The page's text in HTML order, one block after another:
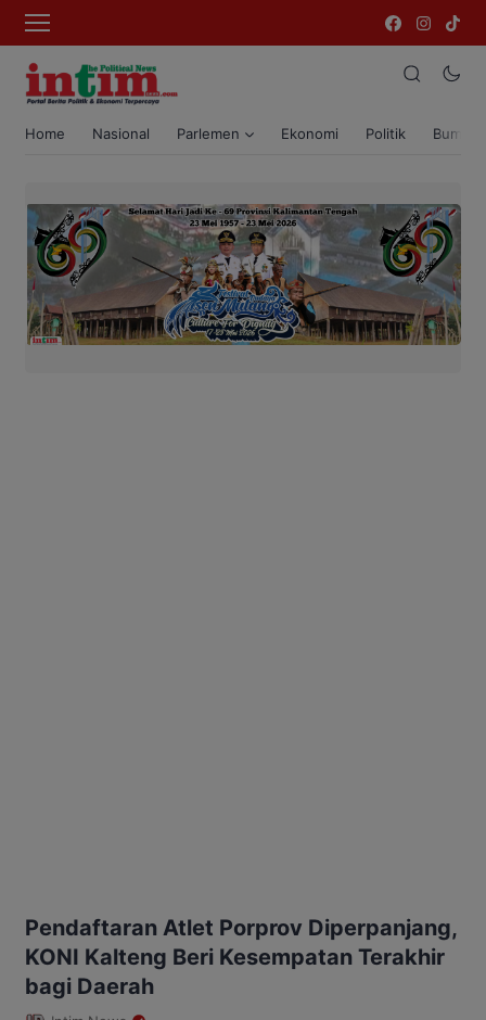
Home Nasional Parlemen Ekonomi Politik Bumi
Pendaftaran Atlet Porprov Diperpanjang,
KONI Kalteng Beri Kesempatan Terakhir
bagi Daerah